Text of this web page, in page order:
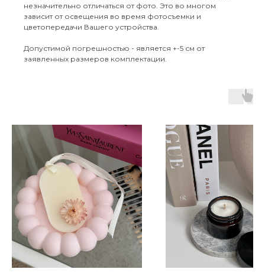
незначительно отличаться от фото. Это во многом
зависит от освещения во время фотосъемки и
цветопередачи Вашего устройства.
Допустимой погрешностью - является +-5 см от
заявленных размеров комплектации.